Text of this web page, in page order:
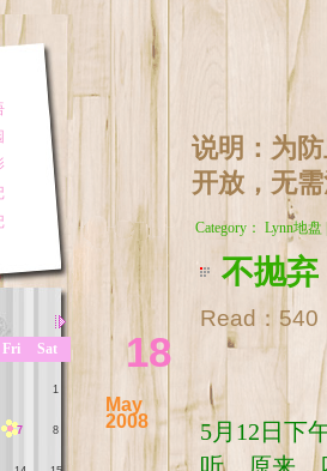
说明：为
开放，无
Category： Lynn地盘
18
May
2008
不抛
Read： 540
5月12日下
Fri Sat
1
7
8